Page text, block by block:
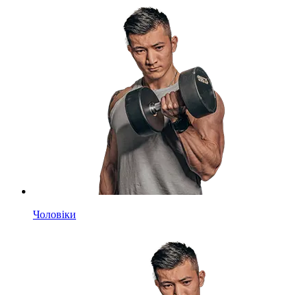
Чоловіки